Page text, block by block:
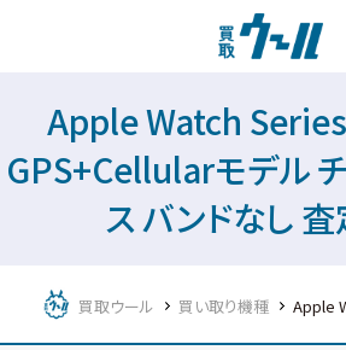
Apple Watch
GPS+Cellularモデル
ス バンドなし
買取ウール 買い取り機種 Apple Watch